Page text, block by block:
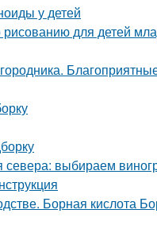
у детей
рисованию для детей
выбираем
Борная кислота